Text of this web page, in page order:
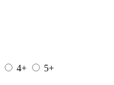
4+
5+